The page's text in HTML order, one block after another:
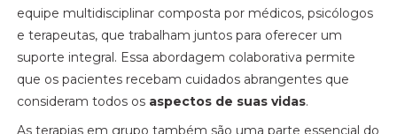
equipe multidisciplinar composta por médicos, psicólogos
e terapeutas, que trabalham juntos para oferecer um
suporte integral. Essa abordagem colaborativa permite
que os pacientes recebam cuidados abrangentes que
consideram todos os aspectos de suas vidas.
As terapias em grupo também são uma parte essencial do